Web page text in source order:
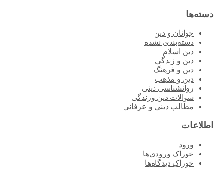
دسته‌ها
جوانان و دین
دسته‌بندی نشده
دین اسلام
دین و زندگی
دین و فرهنگ
دین و مذهب
روانشناسی دینی
سوالات دین وزندگی
مطالب دینی و عرفانی
اطلاعات
ورود
خوراک ورودی‌ها
خوراک دیدگاه‌ها